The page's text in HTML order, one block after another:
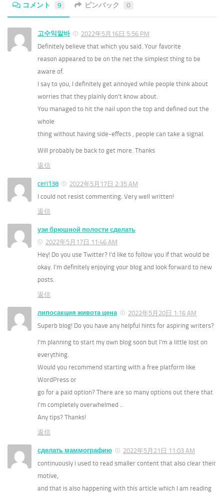
コメント 9 ピンバック 0
고수익알바
2022年5月16日 5:56 PM
Definitely believe that which you said. Your favorite
reason appeared to be on the net the simplest thing to be
aware of.
I say to you, I definitely get annoyed while people think about
worries that they plainly don’t know about.
You managed to hit the nail upon the top and defined out the
whole
thing without having side-effects , people can take a signal.
Will probably be back to get more. Thanks
返信
ceri138
2022年5月17日 2:35 AM
I could not resist commenting. Very well written!
返信
узи брюшной полости сделать
2022年5月17日 11:46 AM
Hey! Do you use Twitter? I’d like to follow you if that would be
okay. I’m definitely enjoying your blog and look forward to new
posts.
返信
липосакция живота цена
2022年5月20日 1:16 AM
Superb blog! Do you have any helpful hints for aspiring writers?
I’m planning to start my own blog soon but I’m a little lost on
everything.
Would you recommend starting with a free platform like
WordPress or
go for a paid option? There are so many options out there that
I’m completely overwhelmed ..
Any tips? Thanks!
返信
сделать маммографию
2022年5月21日 11:03 AM
continuously i used to read smaller content that also clear their
motive,
and that is also happening with this article which I am reading